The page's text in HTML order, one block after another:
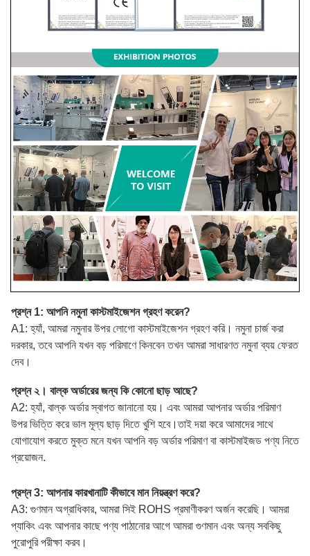
প্রশ্ন 1: আপনি নমুনা কাস্টমাইজেশন গ্রহণ করেন?
A1: হ্যাঁ, আমরা নমুনার উপর লোগো কাস্টমাইজেশন গ্রহণ করি। নমুনা চার্জ করা
দরকার, তবে আপনি যখন বড় পরিমাণে কিনবেন তখন আমরা সাধারণত নমুনা ব্যয় ফেরত
দেব।
প্রশ্ন ২। বাল্ক অর্ডারের জন্য কি কোনো ছাড় আছে?
A2: হ্যাঁ, বাল্ক অর্ডার স্বাগত জানানো হয়। এবং আমরা আপনার অর্ডার পরিমাণ
উপর ভিত্তি করে ভাল মূল্য ছাড় দিতে খুশি হবে।তাই দয়া করে আমাদের সাথে
যোগাযোগ করতে মুক্ত মনে যখন আপনি বড় অর্ডার পরিমাণ বা কাস্টমাইজড পণ্য নিতে
প্রয়োজন.
প্রশ্ন 3: আপনার কারখানাটি কীভাবে মান নিয়ন্ত্রণ করে?
A3: গুণমান অগ্রাধিকার, আমরা সিই ROHS প্রমাণীকরণ অর্জন করেছি। আমরা
প্যাকিং এবং আপনার কাছে পণ্য পাঠানোর আগে আমরা গুণমান এবং অন্য সবকিছু
পুরোপুরি পরীক্ষা করব।